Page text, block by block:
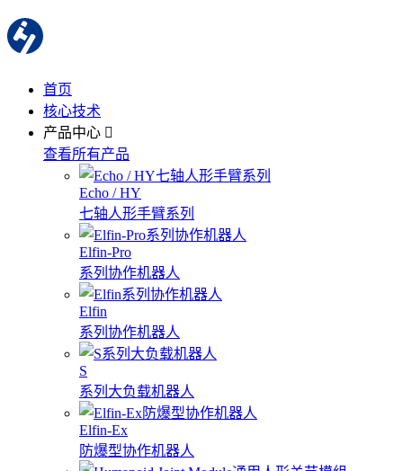
首页
核心技术
产品中心
查看所有产品
Echo / HY
七轴人形手臂系列
Elfin-Pro
系列协作机器人
Elfin
系列协作机器人
S
系列大负载机器人
Elfin-Ex
防爆型协作机器人